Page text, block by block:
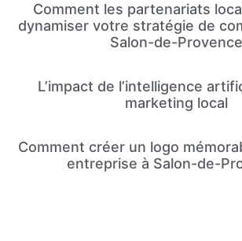
Comment les partenariats
dynamiser votre stratégie de
Salon-de-Provence
L’impact de l’intelligence
marketing local
Comment créer un logo
entreprise à Salon-de-